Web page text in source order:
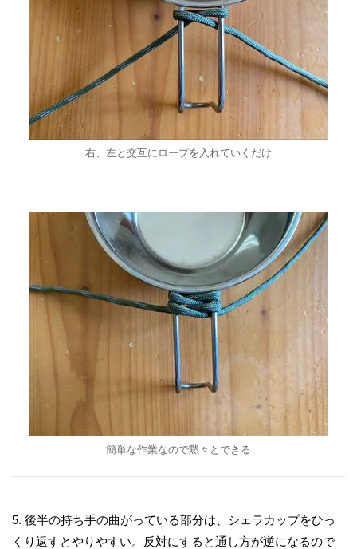
右、左と交互にロープを入れていくだけ
簡単な作業なので黙々とできる
5. 後半の持ち手の曲がっている部分は、シェラカップをひっ
くり返すとやりやすい。反対にすると通し方が逆になるので